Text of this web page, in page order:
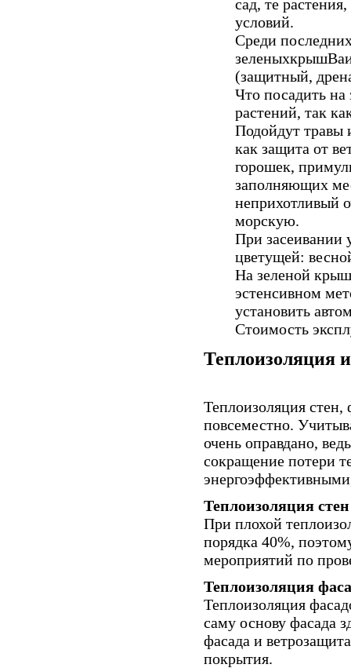
сад, те
условий.
Среди
(защитный,
Что посадить на
растений, так
Подойдут травы
как защита от
горошек,
заполняющих
неприхотливый
морскую.
При засеивании
цветущей:
На зеленой
эстенсивном
установить
Стоимость
Теплоизоляция
Теплоизоляция стен,
повсеместно.
очень оправдано,
сокращение потери
Теплоизоляция
При плохой
порядка 40%,
мероприятий по
Теплоизоляция
Теплоизоляция
саму основу фасада
фасада и
покрытия.